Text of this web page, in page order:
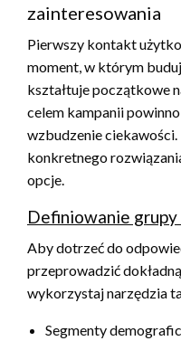
zainteresowania
Pierwszy kontakt
moment, w którym
kształtuje początkowe
celem kampanii
wzbudzenie
konkretnego
opcje.
Definiowanie
Aby dotrzeć do
przeprowadzić dokładną
wykorzystaj narzędzia
Segmenty